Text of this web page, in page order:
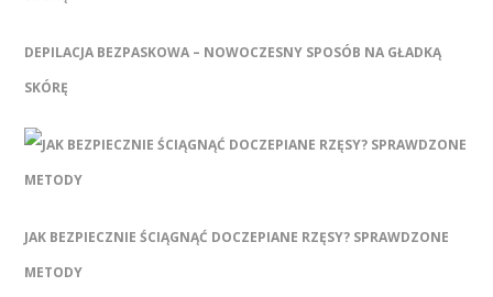
DEPILACJA BEZPASKOWA – NOWOCZESNY SPOSÓB NA GŁADKĄ
SKÓRĘ
JAK BEZPIECZNIE ŚCIĄGNĄĆ DOCZEPIANE RZĘSY? SPRAWDZONE
METODY